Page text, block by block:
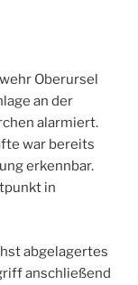
Oberursel
an der
alarmiert.
war bereits
erkennbar.
in
abgelagertes
anschließend